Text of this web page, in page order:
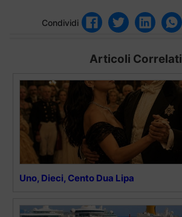
Condividi
Articoli Correlati
Uno, Dieci, Cento Dua Lipa